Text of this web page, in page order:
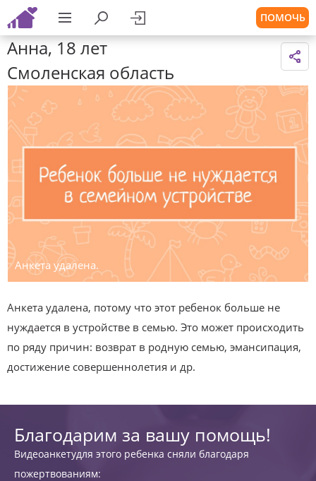
ПОМОЧЬ
Анна, 18 лет
Смоленская область
Анкета удалена.
Анкета удалена, потому что этот ребенок больше не
нуждается в устройстве в семью. Это может происходить
по ряду причин: возврат в родную семью, эмансипация,
достижение совершеннолетия и др.
Благодарим за вашу помощь!
Видеоанкетудля этого ребенка сняли благодаря
пожертвованиям: